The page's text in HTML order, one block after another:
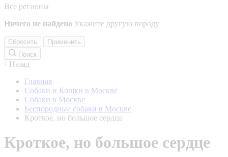
Все регионы
Ничего не найдено Укажите другую породу
Сбросить
Применить
Поиск
Назад
Главная
Собаки и Кошки в Москве
Собаки в Москве
Беспородные собаки в Москве
Кроткое, но большое сердце
Кроткое, но большое сердце